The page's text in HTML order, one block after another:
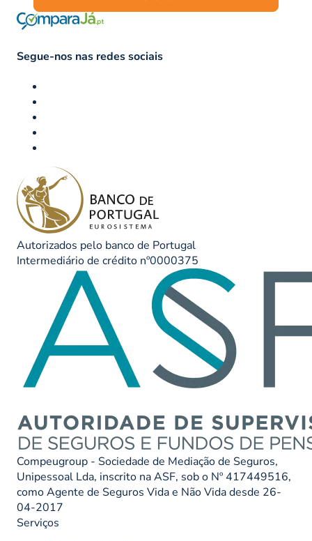
Segue-nos nas redes sociais
Autorizados pelo banco de Portugal
Intermediário de crédito nº0000375
Compeugroup - Sociedade de Mediação de Seguros,
Unipessoal Lda, inscrito na ASF, sob o Nº 417449516,
como Agente de Seguros Vida e Não Vida desde 26-
04-2017
Serviços